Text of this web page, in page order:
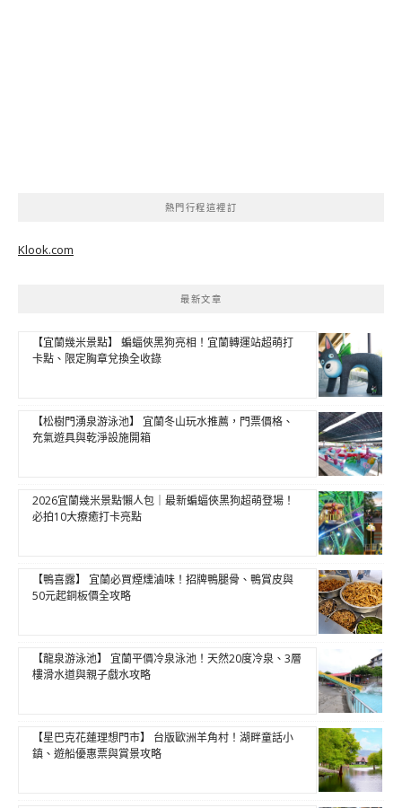
熱門行程這裡訂
Klook.com
最新文章
【宜蘭幾米景點】 蝙蝠俠黑狗亮相！宜蘭轉運站超萌打
卡點、限定胸章兌換全收錄
【松樹門湧泉游泳池】 宜蘭冬山玩水推薦，門票價格、
充氣遊具與乾淨設施開箱
2026宜蘭幾米景點懶人包｜最新蝙蝠俠黑狗超萌登場！
必拍10大療癒打卡亮點
【鴨喜露】 宜蘭必買煙燻滷味！招牌鴨腿骨、鴨賞皮與
50元起銅板價全攻略
【龍泉游泳池】 宜蘭平價冷泉泳池！天然20度冷泉、3層
樓滑水道與親子戲水攻略
【星巴克花蓮理想門市】 台版歐洲羊角村！湖畔童話小
鎮、遊船優惠票與賞景攻略